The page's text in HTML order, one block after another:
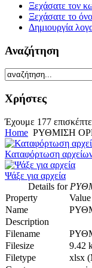
Ξεχάσατε τον
Ξεχάσατε το
Δημιουργία
Αναζήτηση
Χρήστες
Έχουμε 177
Home ΡΥΘΜΙΣΗ
Καταφόρτωση
Ψάξε για αρχεία
Details for
Property
Value
Name
Description
Filename
Filesize
9.42
Filetype
xlsx